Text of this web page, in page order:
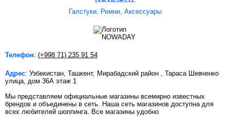
Галстуки, Ремни, Аксессуары
Телефон: (+998 71) 235 91 54
Адрес: Узбекистан, Ташкент, Мирабадский район , Тараса Шевченко
улица, дом 36А этаж 1
Мы представляем официальные магазины всемирно известных
брендов и объединены в сеть. Наша сеть магазинов доступна для
всех любителей шоппинга. Все магазины удобно